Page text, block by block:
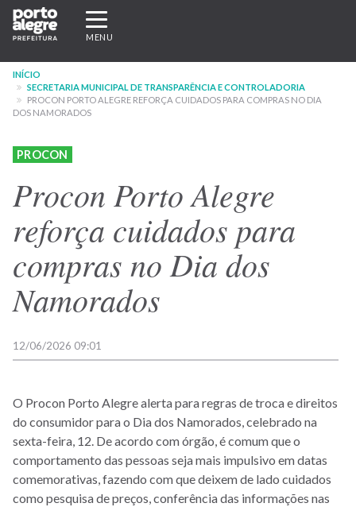
Pular
para
conteúdo
principal
Expandir/recolher
navegação
MENU
INÍCIO
SECRETARIA MUNICIPAL DE TRANSPARÊNCIA E CONTROLADORIA
PROCON PORTO ALEGRE REFORÇA CUIDADOS PARA COMPRAS NO DIA
DOS NAMORADOS
PROCON
Procon Porto Alegre
reforça cuidados para
compras no Dia dos
Namorados
12/06/2026 09:01
O Procon Porto Alegre alerta para regras de troca e direitos
do consumidor para o Dia dos Namorados, celebrado na
sexta-feira, 12. De acordo com órgão, é comum que o
comportamento das pessoas seja mais impulsivo em datas
comemorativas, fazendo com que deixem de lado cuidados
como pesquisa de preços, conferência das informações nas